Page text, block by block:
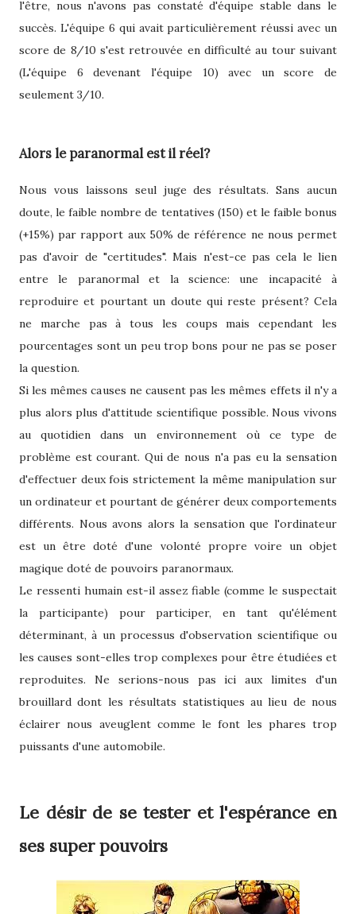
l'être, nous n'avons pas constaté d'équipe stable dans le
succès. L'équipe 6 qui avait particulièrement réussi avec un
score de 8/10 s'est retrouvée en difficulté au tour suivant
(L'équipe 6 devenant l'équipe 10) avec un score de
seulement 3/10.
Alors le paranormal est il réel?
Nous vous laissons seul juge des résultats. Sans aucun
doute, le faible nombre de tentatives (150) et le faible bonus
(+15%) par rapport aux 50% de référence ne nous permet
pas d'avoir de "certitudes". Mais n'est-ce pas cela le lien
entre le paranormal et la science: une incapacité à
reproduire et pourtant un doute qui reste présent? Cela
ne marche pas à tous les coups mais cependant les
pourcentages sont un peu trop bons pour ne pas se poser
la question.
Si les mêmes causes ne causent pas les mêmes effets il n'y a
plus alors plus d'attitude scientifique possible. Nous vivons
au quotidien dans un environnement où ce type de
problème est courant. Qui de nous n'a pas eu la sensation
d'effectuer deux fois strictement la même manipulation sur
un ordinateur et pourtant de générer deux comportements
différents. Nous avons alors la sensation que l'ordinateur
est un être doté d'une volonté propre voire un objet
magique doté de pouvoirs paranormaux.
Le ressenti humain est-il assez fiable (comme le suspectait
la participante) pour participer, en tant qu'élément
déterminant, à un processus d'observation scientifique ou
les causes sont-elles trop complexes pour être étudiées et
reproduites. Ne serions-nous pas ici aux limites d'un
brouillard dont les résultats statistiques au lieu de nous
éclairer nous aveuglent comme le font les phares trop
puissants d'une automobile.
Le désir de se tester et l'espérance en
ses super pouvoirs